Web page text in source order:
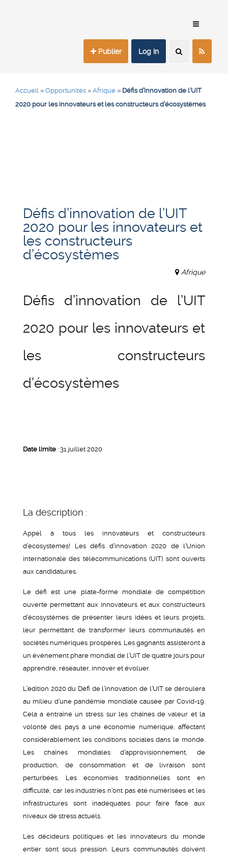
Publier Log In
Accueil » Opportunités » Afrique » Défis d’innovation de l’UIT
2020 pour les innovateurs et les constructeurs d’écosystèmes
Défis d’innovation de l’UIT
2020 pour les innovateurs et
les constructeurs
d’écosystèmes
Afrique
Défis d’innovation de l’UIT
2020 pour les innovateurs et
les constructeurs
d’écosystèmes
Date limite : 31 juillet 2020
La description :
Appel à tous les innovateurs et constructeurs
d’écosystèmes! Les défis d’innovation 2020 de l’Union
internationale des télécommunications (UIT) sont ouverts
aux candidatures.
Le défi est une plate-forme mondiale de compétition
ouverte permettant aux innovateurs et aux constructeurs
d’écosystèmes de présenter leurs idées et leurs projets,
leur permettant de transformer leurs communautés en
sociétés numériques prospères. Les gagnants assisteront à
un événement phare mondial de l’UIT de quatre jours pour
apprendre, réseauter, innover et évoluer.
L’édition 2020 du Défi de l’innovation de l’UIT se déroulera
au milieu d’une pandémie mondiale causée par Covid-19.
Cela a entraîné un stress sur les chaînes de valeur et la
volonté des pays à une économie numérique, affectant
considérablement les conditions sociales dans le monde.
Les chaînes mondiales d’approvisionnement, de
production, de consommation et de livraison sont
perturbées. Les économies traditionnelles sont en
difficulté, car les industries n’ont pas été numérisées et les
infrastructures sont inadéquates pour faire face aux
niveaux de stress actuels.
Les décideurs politiques et les innovateurs du monde
entier sont sous pression. Leurs communautés doivent